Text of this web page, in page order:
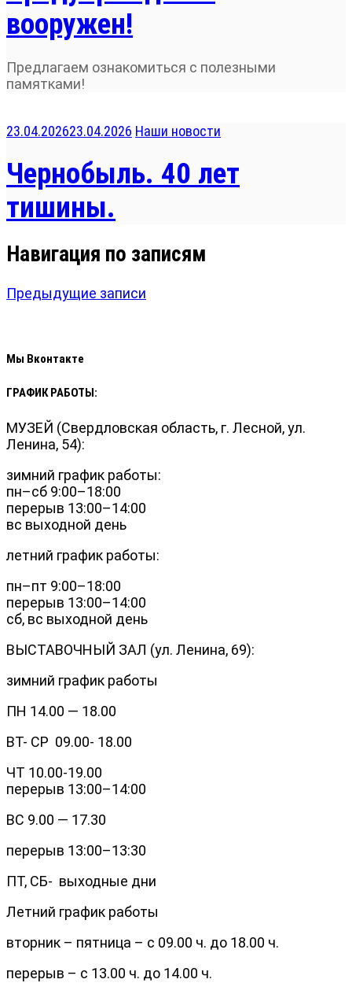
вооружен!
Предлагаем ознакомиться с полезными
памятками!
23.04.202623.04.2026 Наши новости
Чернобыль. 40 лет
тишины.
Навигация по записям
Предыдущие записи
Мы Вконтакте
ГРАФИК РАБОТЫ:
МУЗЕЙ (Свердловская область, г. Лесной, ул.
Ленина, 54):
зимний график работы:
пн–сб 9:00–18:00
перерыв 13:00–14:00
вс выходной день
летний график работы:
пн–пт 9:00–18:00
перерыв 13:00–14:00
сб, вс выходной день
ВЫСТАВОЧНЫЙ ЗАЛ (ул. Ленина, 69):
зимний график работы
ПН 14.00 — 18.00
ВТ- СР 09.00- 18.00
ЧТ 10.00-19.00
перерыв 13:00–14:00
ВС 9.00 — 17.30
перерыв 13:00–13:30
ПТ, СБ- выходные дни
Летний график работы
вторник – пятница – с 09.00 ч. до 18.00 ч.
перерыв – с 13.00 ч. до 14.00 ч.